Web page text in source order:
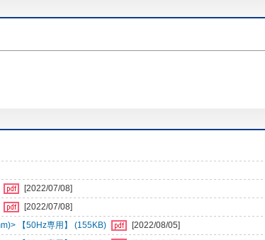
[2022/07/08]
[2022/07/08]
【50Hz専用】 (155KB)
[2022/08/05]